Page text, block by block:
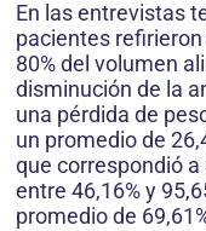
En las entrevistas
pacientes
80% del volumen
disminución de la
una pérdida de
un promedio de
que correspondió
entre 46,16% y
promedio de